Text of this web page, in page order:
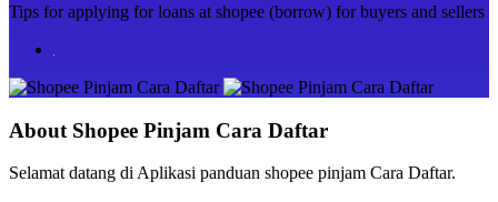
Tips for applying for loans at shopee (borrow) for buyers and sellers
About Shopee Pinjam Cara Daftar
Selamat datang di Aplikasi panduan shopee pinjam Cara Daftar.